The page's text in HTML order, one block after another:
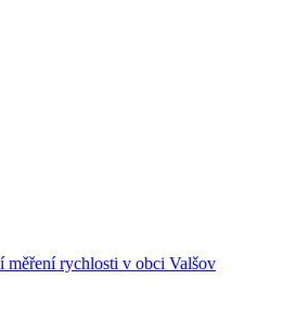
měření rychlosti v obci Valšov